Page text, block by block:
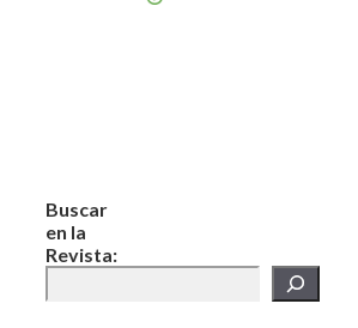
Buscar
en la
Revista: